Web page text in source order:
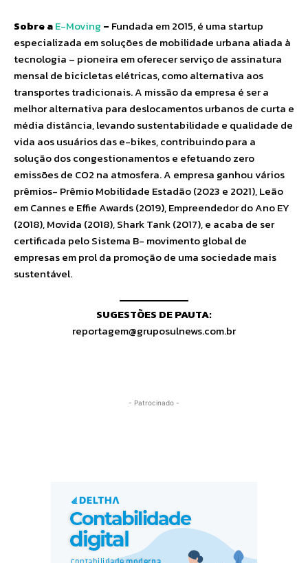
Sobre aE-Moving – Fundada em 2015, é uma startup
especializada em soluções de mobilidade urbana aliada à
tecnologia – pioneira em oferecer serviço de assinatura
mensal de bicicletas elétricas, como alternativa aos
transportes tradicionais. A missão da empresa é ser a
melhor alternativa para deslocamentos urbanos de curta e
média distância, levando sustentabilidade e qualidade de
vida aos usuários das e-bikes, contribuindo para a
solução dos congestionamentos e efetuando zero
emissões de CO2 na atmosfera. A empresa ganhou vários
prêmios- Prêmio Mobilidade Estadão (2023 e 2021), Leão
em Cannes e Effie Awards (2019), Empreendedor do Ano EY
(2018), Movida (2018), Shark Tank (2017), e acaba de ser
certificada pelo Sistema B- movimento global de
empresas em prol da promoção de uma sociedade mais
sustentável.
SUGESTÕES DE PAUTA:
reportagem@gruposulnews.com.br
- Patrocinado -